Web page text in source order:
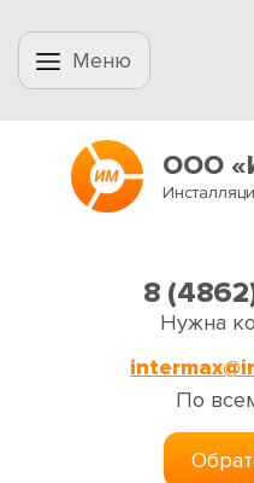
Меню
ООО
8
Нужна
По